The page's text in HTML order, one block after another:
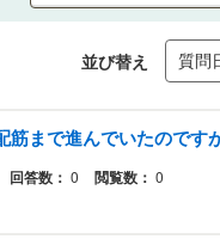
並び替え
回答数： 0 閲覧数： 0